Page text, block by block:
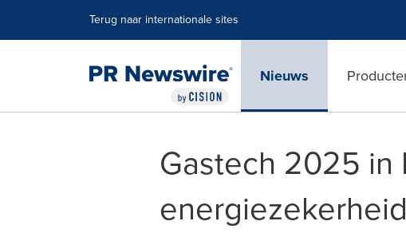
Terug naar internationale sites
Nieuws
Gastech 2025 in